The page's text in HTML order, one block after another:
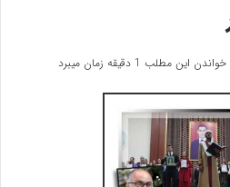
خواندن این مطلب 1 دقیقه زمان میبرد